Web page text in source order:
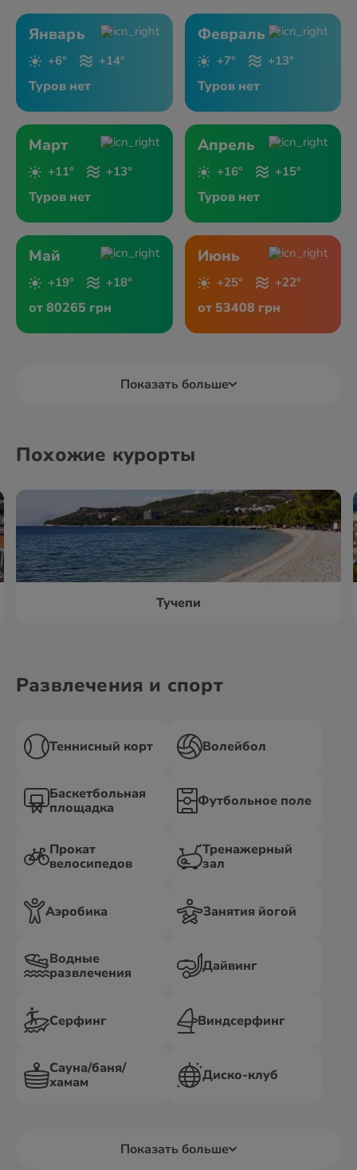
Январь
+6° +14°
Туров нет
Февраль
+7° +13°
Туров нет
Март
+11° +13°
Туров нет
Апрель
+16° +15°
Туров нет
Май
+19° +18°
от 80265 грн
Июнь
+25° +22°
от 53408 грн
Показать больше
Похожие курорты
Тучепи
Развлечения и спорт
Теннисный корт Волейбол
Баскетбольная
площадка
Футбольное поле
Прокат
велосипедов
Тренажерный
зал
Аэробика Занятия йогой
Водные
развлечения
Дайвинг
Серфинг Виндсерфинг
Сауна/баня/
хамам
Диско-клуб
Показать больше